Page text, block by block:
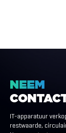
NEEM
IT-apparatuur
restwaarde,